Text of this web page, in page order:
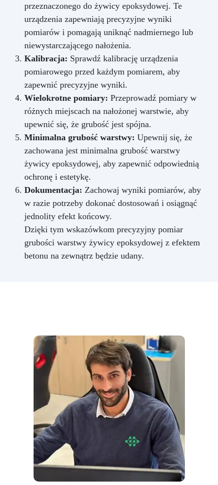
przeznaczonego do żywicy epoksydowej. Te
urządzenia zapewniają precyzyjne wyniki
pomiarów i pomagają uniknąć nadmiernego lub
niewystarczającego nałożenia.
Kalibracja: Sprawdź kalibrację urządzenia
pomiarowego przed każdym pomiarem, aby
zapewnić precyzyjne wyniki.
Wielokrotne pomiary: Przeprowadź pomiary w
różnych miejscach na nałożonej warstwie, aby
upewnić się, że grubość jest spójna.
Minimalna grubość warstwy: Upewnij się, że
zachowana jest minimalna grubość warstwy
żywicy epoksydowej, aby zapewnić odpowiednią
ochronę i estetykę.
Dokumentacja: Zachowaj wyniki pomiarów, aby
w razie potrzeby dokonać dostosowań i osiągnąć
jednolity efekt końcowy.
Dzięki tym wskazówkom precyzyjny pomiar
grubości warstwy żywicy epoksydowej z efektem
betonu na zewnątrz będzie udany.